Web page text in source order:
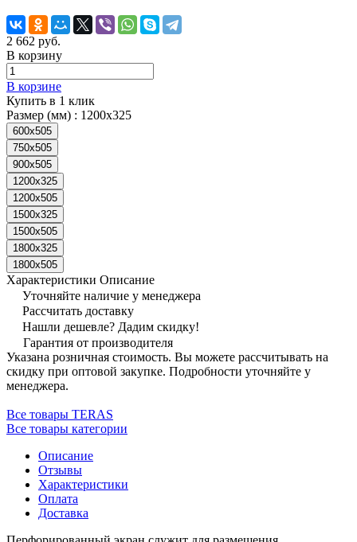
2 662 руб.
В корзину
В корзине
Купить в 1 клик
Размер (мм) : 1200х325
600х505
750х505
900х505
1200х325
1200х505
1500х325
1500х505
1800х325
1800х505
Характеристики Описание
Уточняйте наличие у менеджера
Рассчитать доставку
Нашли дешевле? Дадим скидку!
Гарантия от производителя
Указана розничная стоимость. Вы можете рассчитывать на
скидку при оптовой закупке. Подробности уточняйте у
менеджера.
Все товары TERAS
Все товары категории
Описание
Отзывы
Характеристики
Оплата
Доставка